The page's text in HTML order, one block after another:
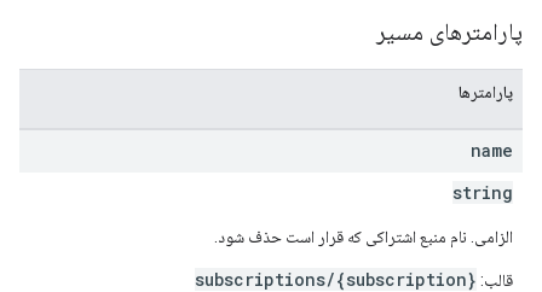
پارامترهای مسیر
پارامترها
name
string
الزامی. نام منبع اشتراکی که قرار است حذف شود.
قالب: subscriptions/{subscription}